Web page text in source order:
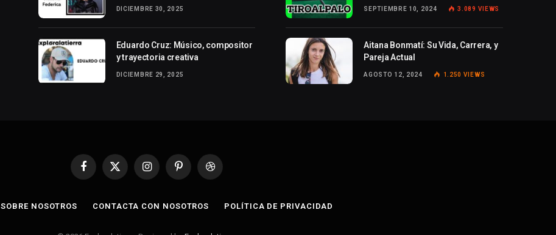
DICIEMBRE 30, 2025
Eduardo Cruz: Músico, compositor
y trayectoria creativa
DICIEMBRE 29, 2025
SEPTIEMBRE 10, 2024 3.089 VIEWS
Aitana Bonmatí: Su Vida, Carrera, y
Pareja Actual
AGOSTO 12, 2024 1.250 VIEWS
Facebook
X
InstagramPinterestDribbble
SOBRE NOSOTROS CONTACTA CON NOSOTROS POLÍTICA DE PRIVACIDAD